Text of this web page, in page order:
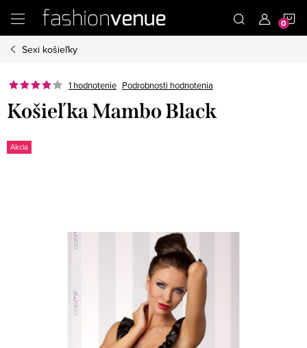
obsah
Sexi košieľky
1 hodnotenie Podrobnosti hodnotenia
Košieľka Mambo Black
Akcia